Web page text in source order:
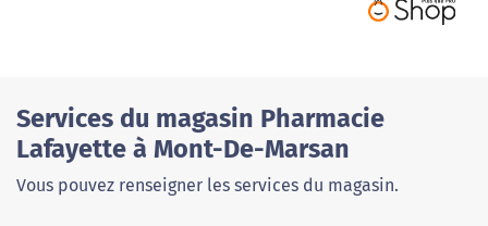
Services du magasin Pharmacie
Lafayette à Mont-De-Marsan
Vous pouvez renseigner les services du magasin.